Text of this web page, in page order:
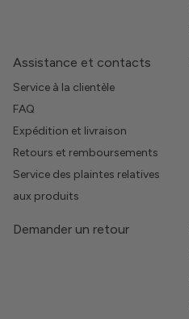
Assistance et contacts
Service à la clientèle
FAQ
Expédition et livraison
Retours et remboursements
Service des plaintes relatives
aux produits
Demander un retour